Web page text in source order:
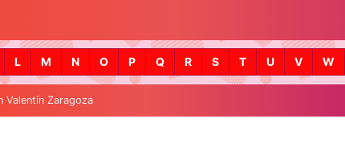
L M N O P Q R S T U V W
Valentín Zaragoza